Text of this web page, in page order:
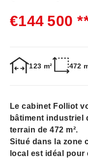
€144 500
123 m² 472
Le cabinet Folliot
bâtiment industriel
terrain de 472 m².
Situé dans la zone
local est idéal